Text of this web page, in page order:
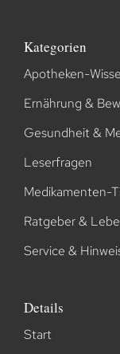
Kategorien
Apotheken-
Ernährung &
Gesundheit &
Leserfragen
Medikamenten-
Ratgeber &
Service &
Details
Start